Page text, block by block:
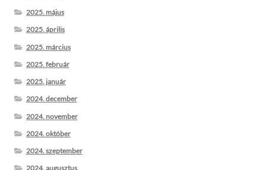
2025. május
2025. április
2025. március
2025. február
2025. január
2024. december
2024. november
2024. október
2024. szeptember
2024. augusztus